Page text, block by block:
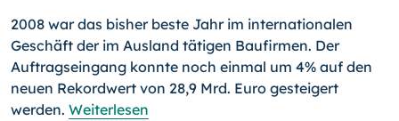
2008 war das bisher beste Jahr im internationalen
Geschäft der im Ausland tätigen Baufirmen. Der
Auftragseingang konnte noch einmal um 4% auf den
neuen Rekordwert von 28,9 Mrd. Euro gesteigert
werden. Weiterlesen